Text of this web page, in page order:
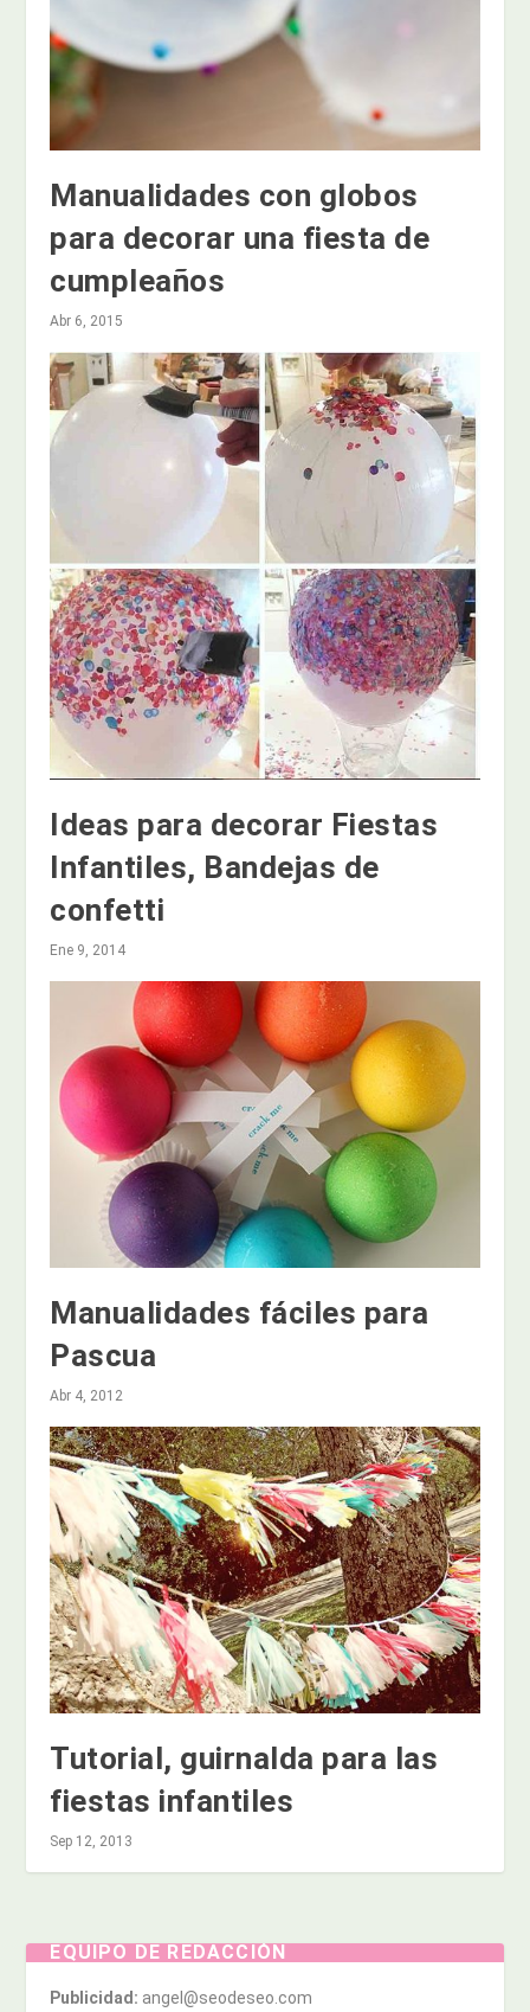
Manualidades con globos
para decorar una fiesta de
cumpleaños
Abr 6, 2015
Ideas para decorar Fiestas
Infantiles, Bandejas de
confetti
Ene 9, 2014
Manualidades fáciles para
Pascua
Abr 4, 2012
Tutorial, guirnalda para las
fiestas infantiles
Sep 12, 2013
EQUIPO DE REDACCIÓN
Publicidad: angel@seodeseo.com